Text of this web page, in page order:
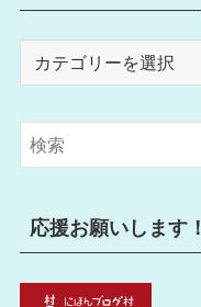
リ
応援お願いします！